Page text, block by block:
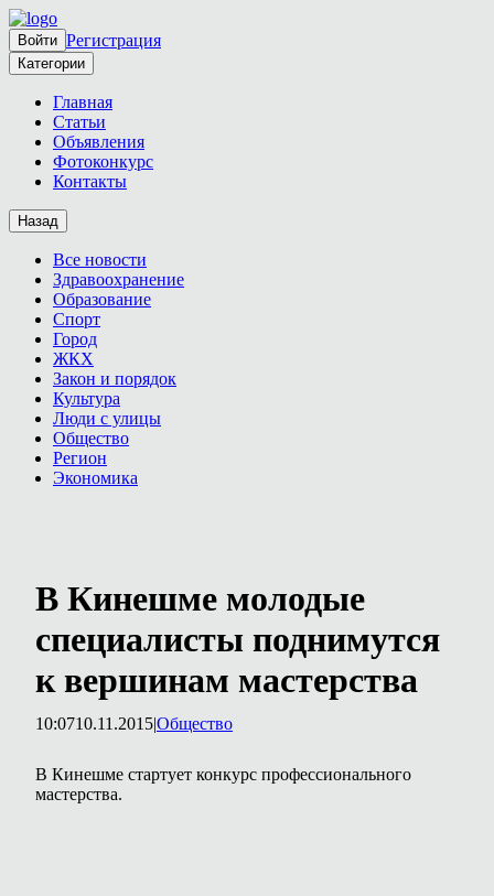
Войти Регистрация
Категории
Главная
Статьи
Объявления
Фотоконкурс
Контакты
Назад
Все новости
Здравоохранение
Образование
Спорт
Город
ЖКХ
Закон и порядок
Культура
Люди с улицы
Общество
Регион
Экономика
В Кинешме молодые
специалисты поднимутся
к вершинам мастерства
10:0710.11.2015|Общество
В Кинешме стартует конкурс профессионального
мастерства.